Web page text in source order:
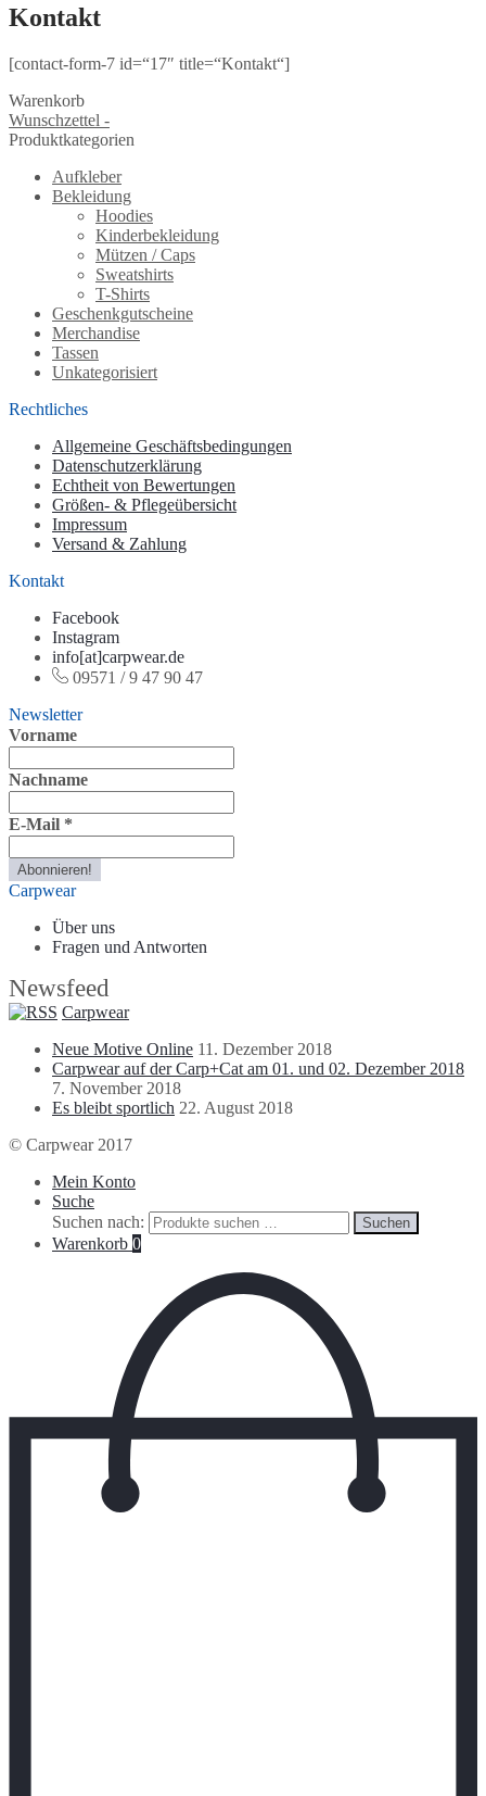
Kontakt
[contact-form-7 id=“17″ title=“Kontakt“]
Warenkorb
Wunschzettel -
Produktkategorien
Aufkleber
Bekleidung
Hoodies
Kinderbekleidung
Mützen / Caps
Sweatshirts
T-Shirts
Geschenkgutscheine
Merchandise
Tassen
Unkategorisiert
Rechtliches
Allgemeine Geschäftsbedingungen
Datenschutzerklärung
Echtheit von Bewertungen
Größen- & Pflegeübersicht
Impressum
Versand & Zahlung
Kontakt
Facebook
Instagram
info[at]carpwear.de
09571 / 9 47 90 47
Newsletter
Vorname
Nachname
E-Mail *
Carpwear
Über uns
Fragen und Antworten
Newsfeed
Carpwear
Neue Motive Online 11. Dezember 2018
Carpwear auf der Carp+Cat am 01. und 02. Dezember 2018
7. November 2018
Es bleibt sportlich 22. August 2018
© Carpwear 2017
Mein Konto
Suche
Suchen nach:
Suchen
Warenkorb 0